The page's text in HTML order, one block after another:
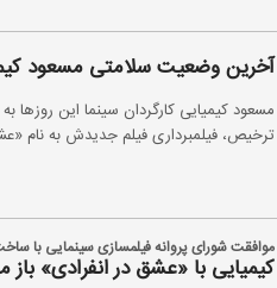
آخرین وضعیت سلامتی مسعود
مسعود کیمیایی کارگردان سینما این
ترخیص، فیلمبرداری فیلم جدیدش به نام
موافقت شورای پروانه فیلمسازی سینمایی با ساخت 4
کیمیایی با «عشق در انفرادی» باز